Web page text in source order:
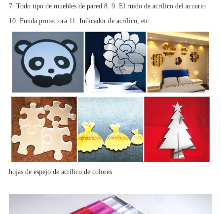
7. Todo tipo de muebles de pared 8. 9. El ruido de acrílico del acuario
10. Funda protectora 11. Indicador de acrílico, etc.
hojas de espejo de acrílico de colores